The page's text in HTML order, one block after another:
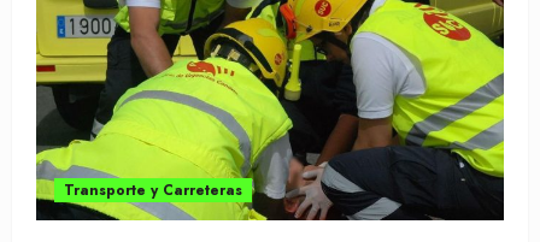
Transporte y Carreteras